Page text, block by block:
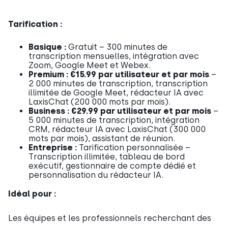
Tarification :
Basique : Gratuit – 300 minutes de
transcription mensuelles, intégration avec
Zoom, Google Meet et Webex.
Premium : €15.99 par utilisateur et par mois –
2 000 minutes de transcription, transcription
illimitée de Google Meet, rédacteur IA avec
LaxisChat (200 000 mots par mois).
Business : €29.99 par utilisateur et par mois –
5 000 minutes de transcription, intégration
CRM, rédacteur IA avec LaxisChat (300 000
mots par mois), assistant de réunion.
Entreprise : Tarification personnalisée –
Transcription illimitée, tableau de bord
exécutif, gestionnaire de compte dédié et
personnalisation du rédacteur IA.
Idéal pour :
Les équipes et les professionnels recherchant des